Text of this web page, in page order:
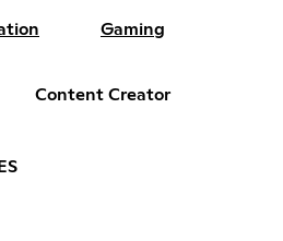
Gaming
Content Creator